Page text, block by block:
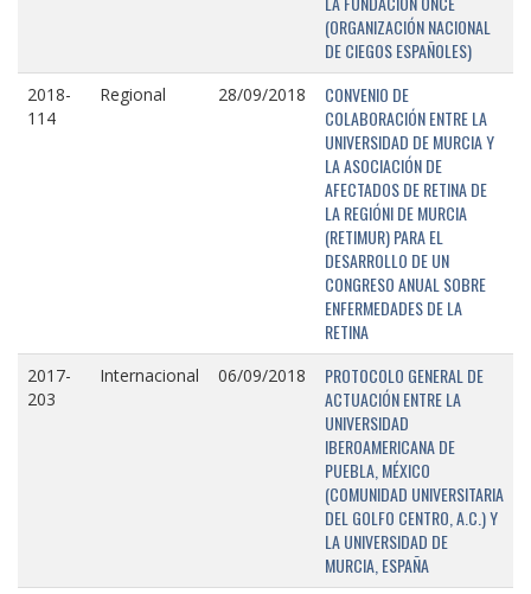
(ORGANIZACIÓN NACIONAL
DE CIEGOS ESPAÑOLES)
2018-
114
Regional 28/09/2018
CONVENIO DE
COLABORACIÓN ENTRE LA
UNIVERSIDAD DE MURCIA Y
LA ASOCIACIÓN DE
AFECTADOS DE RETINA DE
LA REGIÓNI DE MURCIA
(RETIMUR) PARA EL
DESARROLLO DE UN
CONGRESO ANUAL SOBRE
ENFERMEDADES DE LA
RETINA
2017-
203
Internacional 06/09/2018
PROTOCOLO GENERAL DE
ACTUACIÓN ENTRE LA
UNIVERSIDAD
IBEROAMERICANA DE
PUEBLA, MÉXICO
(COMUNIDAD UNIVERSITARIA
DEL GOLFO CENTRO, A.C.) Y
LA UNIVERSIDAD DE
MURCIA, ESPAÑA